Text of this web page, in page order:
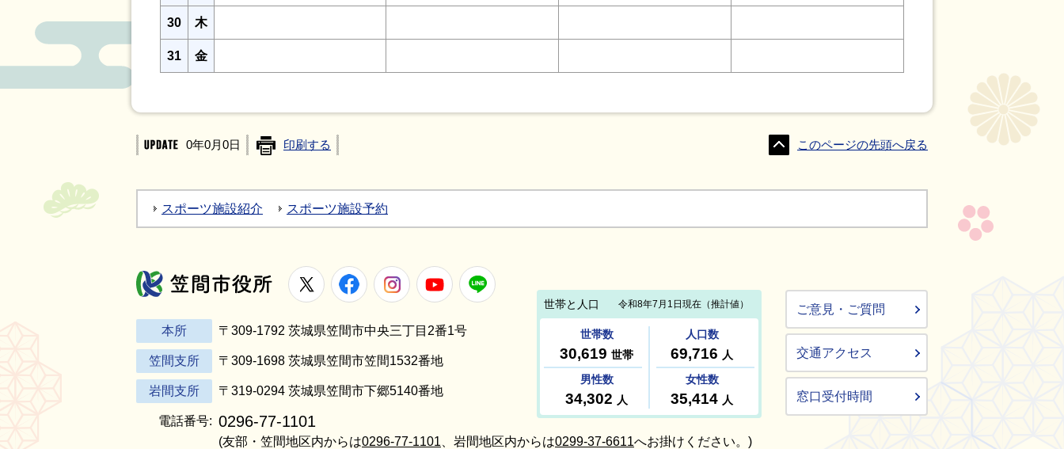
30 木
31 金
0年0月0日 印刷する このページの先頭へ戻る
スポーツ施設紹介 スポーツ施設予約
笠間市役所
X FacebookInstagramYoutube
本所 〒309-1792 茨城県笠間市中央三丁目2番1号
笠間支所 〒309-1698 茨城県笠間市笠間1532番地
岩間支所 〒319-0294 茨城県笠間市下郷5140番地
電話番号: 0296-77-1101
(友部・笠間地区内からは0296-77-1101 、岩間地区内からは0299-37-6611へお掛けください。)
ご意見・ご質問
交通アクセス
窓口受付時間